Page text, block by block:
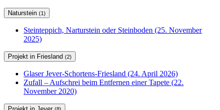
Naturstein (1)
Steinteppich, Narturstein oder Steinboden (25. November
2025)
Projekt in Friesland (2)
Glaser Jever-Schortens-Friesland (24. April 2026)
Zufall – Aufschrei beim Entfernen einer Tapete (22.
November 2020)
(8)